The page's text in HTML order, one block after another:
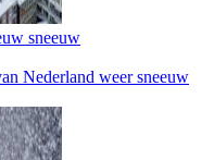
sneeuw
Nederland weer sneeuw